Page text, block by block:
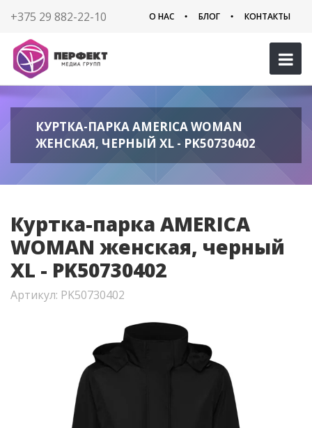
+375 29 882-22-10 О НАС БЛОГ КОНТАКТЫ
КУРТКА-ПАРКА AMERICA WOMAN
ЖЕНСКАЯ, ЧЕРНЫЙ XL - PK50730402
Куртка-парка AMERICA
WOMAN женская, черный
XL - PK50730402
Артикул: PK50730402